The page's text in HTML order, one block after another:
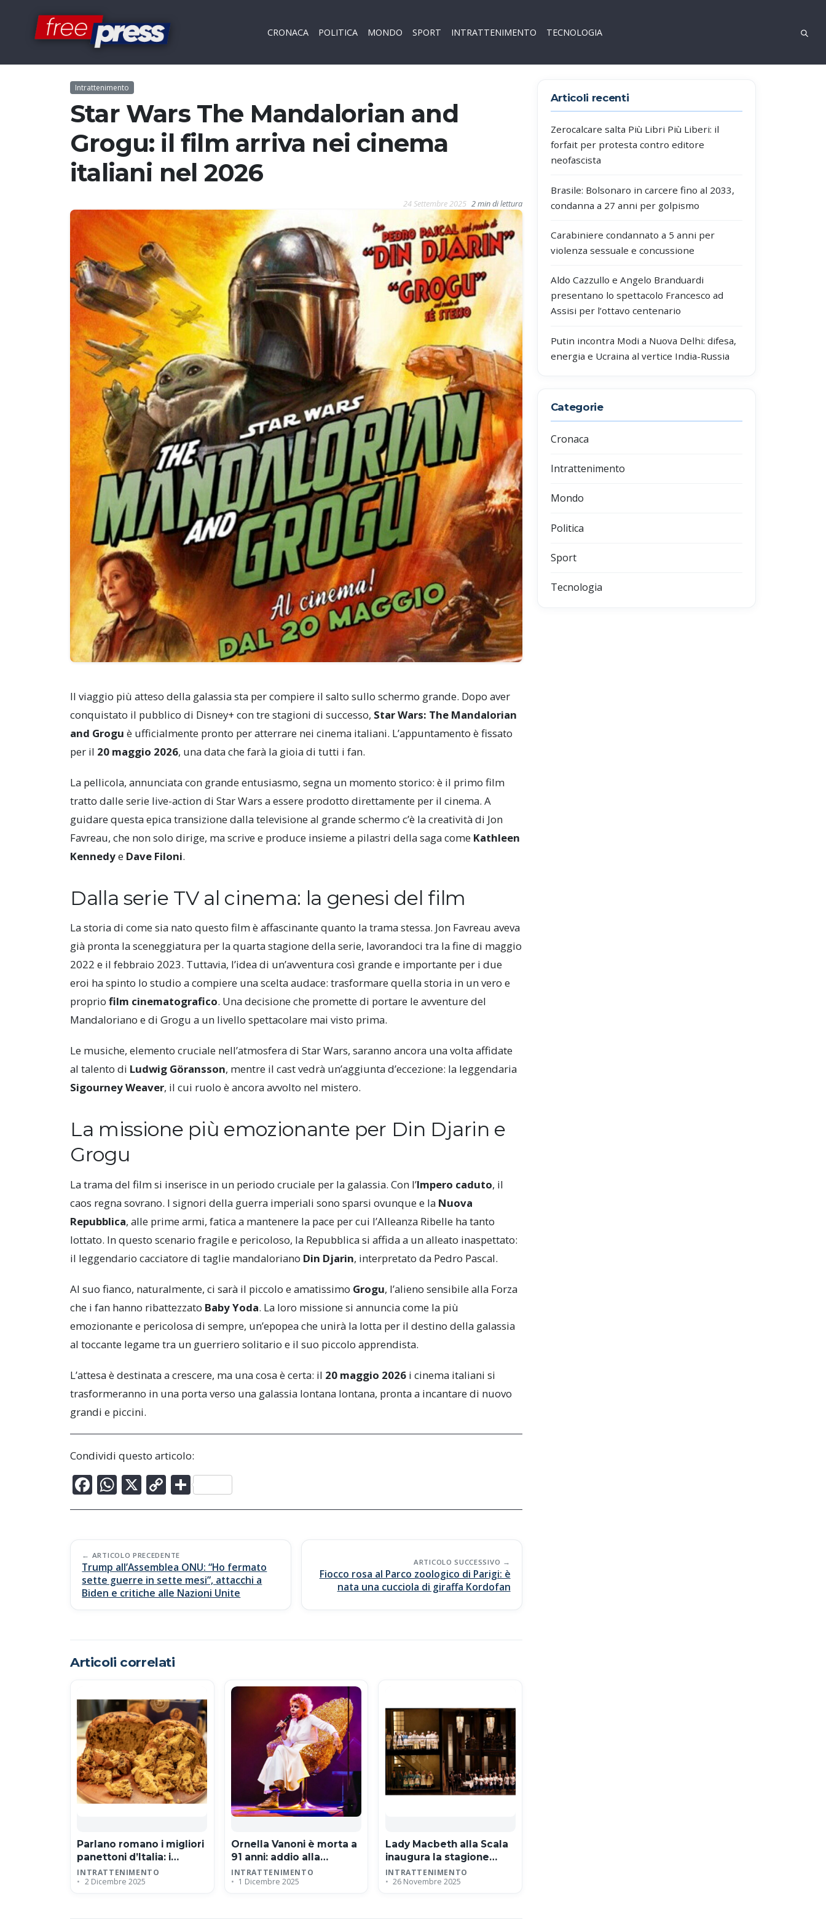
CRONACA POLITICA MONDO SPORT INTRATTENIMENTO TECNOLOGIA
Intrattenimento
Star Wars The Mandalorian and
Grogu: il film arriva nei cinema
italiani nel 2026
24 Settembre 2025 2 min di lettura
Il viaggio più atteso della galassia sta per compiere il salto sullo schermo grande. Dopo aver
conquistato il pubblico di Disney+ con tre stagioni di successo, Star Wars: The Mandalorian
and Grogu è ufficialmente pronto per atterrare nei cinema italiani. L’appuntamento è fissato
per il 20 maggio 2026, una data che farà la gioia di tutti i fan.
La pellicola, annunciata con grande entusiasmo, segna un momento storico: è il primo film
tratto dalle serie live-action di Star Wars a essere prodotto direttamente per il cinema. A
guidare questa epica transizione dalla televisione al grande schermo c’è la creatività di Jon
Favreau, che non solo dirige, ma scrive e produce insieme a pilastri della saga come Kathleen
Kennedye Dave Filoni.
Dalla serie TV al cinema: la genesi del film
La storia di come sia nato questo film è affascinante quanto la trama stessa. Jon Favreau aveva
già pronta la sceneggiatura per la quarta stagione della serie, lavorandoci tra la fine di maggio
2022 e il febbraio 2023. Tuttavia, l’idea di un’avventura così grande e importante per i due
eroi ha spinto lo studio a compiere una scelta audace: trasformare quella storia in un vero e
proprio film cinematografico. Una decisione che promette di portare le avventure del
Mandaloriano e di Grogu a un livello spettacolare mai visto prima.
Le musiche, elemento cruciale nell’atmosfera di Star Wars, saranno ancora una volta affidate
al talento di Ludwig Göransson, mentre il cast vedrà un’aggiunta d’eccezione: la leggendaria
Sigourney Weaver, il cui ruolo è ancora avvolto nel mistero.
La missione più emozionante per Din Djarin e
Grogu
La trama del film si inserisce in un periodo cruciale per la galassia. Con l’Impero caduto, il
caos regna sovrano. I signori della guerra imperiali sono sparsi ovunque e la Nuova
Repubblica, alle prime armi, fatica a mantenere la pace per cui l’Alleanza Ribelle ha tanto
lottato. In questo scenario fragile e pericoloso, la Repubblica si affida a un alleato inaspettato:
il leggendario cacciatore di taglie mandaloriano Din Djarin, interpretato da Pedro Pascal.
Al suo fianco, naturalmente, ci sarà il piccolo e amatissimo Grogu, l’alieno sensibile alla Forza
che i fan hanno ribattezzato Baby Yoda. La loro missione si annuncia come la più
emozionante e pericolosa di sempre, un’epopea che unirà la lotta per il destino della galassia
al toccante legame tra un guerriero solitario e il suo piccolo apprendista.
L’attesa è destinata a crescere, ma una cosa è certa: il 20 maggio 2026 i cinema italiani si
trasformeranno in una porta verso una galassia lontana lontana, pronta a incantare di nuovo
grandi e piccini.
Condividi questo articolo:
F
ac
b
o
o
k
W
h
s
A
p
p
X C
o
y
Li
n
k
C
o
di
vi
di
Post
navigation
ARTICOLO PRECEDENTE
Trump all’Assemblea ONU: “Ho fermato
sette guerre in sette mesi”, attacchi a
Biden e critiche alle Nazioni Unite
ARTICOLO SUCCESSIVO
Fiocco rosa al Parco zoologico di Parigi: è
nata una cucciola di giraffa Kordofan
Articoli correlati
Parlano romano i migliori
panettoni d’Italia: i
vincitori di Panettone
Maximo
INTRATTENIMENTO
2 Dicembre 2025
Ornella Vanoni è morta a
91 anni: addio alla
leggendaria cantante
milanese
INTRATTENIMENTO
1 Dicembre 2025
Lady Macbeth alla Scala
inaugura la stagione
2025/26 con Šostakovič
INTRATTENIMENTO
26 Novembre 2025
Articoli recenti
Zerocalcare salta Più Libri Più Liberi: il
forfait per protesta contro editore
neofascista
Brasile: Bolsonaro in carcere fino al 2033,
condanna a 27 anni per golpismo
Carabiniere condannato a 5 anni per
violenza sessuale e concussione
Aldo Cazzullo e Angelo Branduardi
presentano lo spettacolo Francesco ad
Assisi per l’ottavo centenario
Putin incontra Modi a Nuova Delhi: difesa,
energia e Ucraina al vertice India-Russia
Categorie
Cronaca
Intrattenimento
Mondo
Politica
Sport
Tecnologia